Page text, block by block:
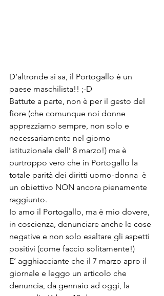
D’altronde si sa, il Portogallo è un
paese maschilista!! ;-D
Battute a parte, non è per il gesto del
fiore (che comunque noi donne
apprezziamo sempre, non solo e
necessariamente nel giorno
istituzionale dell’ 8 marzo!) ma è
purtroppo vero che in Portogallo la
totale parità dei diritti uomo-donna  è
un obiettivo NON ancora pienamente
raggiunto.
Io amo il Portogallo, ma è mio dovere,
in coscienza, denunciare anche le cose
negative e non solo esaltare gli aspetti
positivi (come faccio solitamente!)
E’ agghiacciante che il 7 marzo apro il
giornale e leggo un articolo che
denuncia, da gennaio ad oggi, la